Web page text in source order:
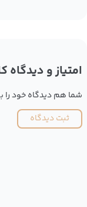
امتیاز و دیدگاه
شما هم دیدگاه خود را
ثبت دیدگاه